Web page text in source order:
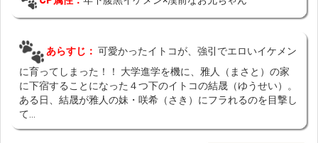
あらすじ： 可愛かったイトコが、強引でエロいイケメン
に育ってしまった！！ 大学進学を機に、雅人（まさと）の家
に下宿することになった４つ下のイトコの結晟（ゆうせい）。
ある日、結晟が雅人の妹・咲希（さき）にフラれるのを目撃し
て...